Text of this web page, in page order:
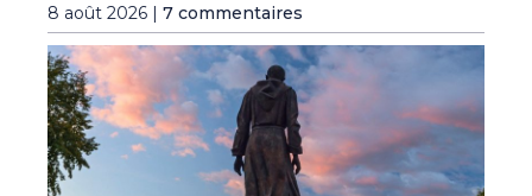
8 août 2026 | 7 commentaires